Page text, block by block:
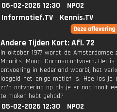
06-02-2026 12:30
NPO2
Informatief.TV
Kennis.TV
Andere Tijden Kort: Afl. 72
In oktober 1977 wordt de Amsterdamse
Maurits -Maup- Caransa ontvoerd. Het
ontvoering in Nederland waarbij het
losgeld het enige motief is. Hoe los je
zo'n ontvoering op als je er nog nooit
te maken hebt gehad?
05-02-2026 12:30
NPO2